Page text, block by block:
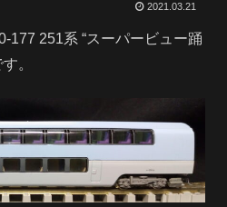
2021.03.21
177 251系 “スーパービュー踊
。